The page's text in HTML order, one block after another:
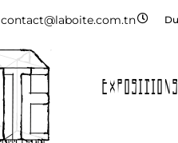
contact@laboite.com.tn
EXPOSITIONS